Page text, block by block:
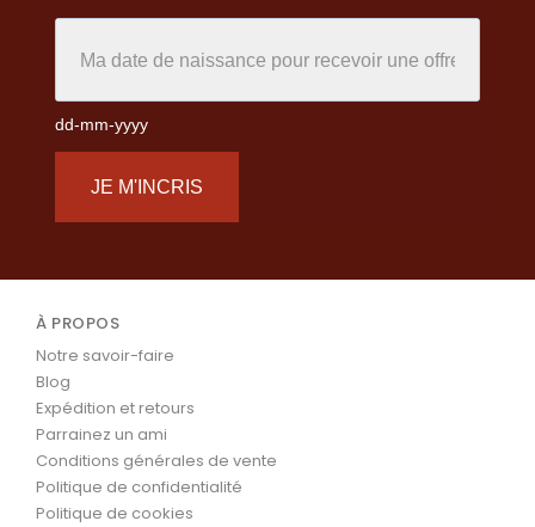
dd-mm-yyyy
JE M'INCRIS
À PROPOS
Notre savoir-faire
Blog
Expédition et retours
Parrainez un ami
Conditions générales de vente
Politique de confidentialité
Politique de cookies